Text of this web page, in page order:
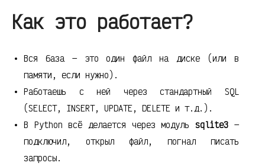
Как это работает?
Вся база — это один файл на диске (или в
памяти, если нужно).
Работаешь с ней через стандартный SQL
(SELECT, INSERT, UPDATE, DELETE и т.д.).
В Python всё делается через модуль sqlite3—
подключил, открыл файл, погнал писать
запросы.